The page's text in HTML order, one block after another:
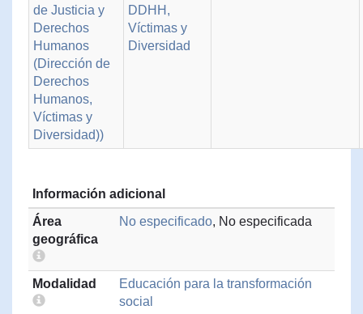
de Justicia y
Derechos
Humanos
(Dirección de
Derechos
Humanos,
Víctimas y
Diversidad))
DDHH,
Víctimas y
Diversidad
Información adicional
Área
geográfica
No especificado, No especificada
Modalidad
Educación para la transformación
social